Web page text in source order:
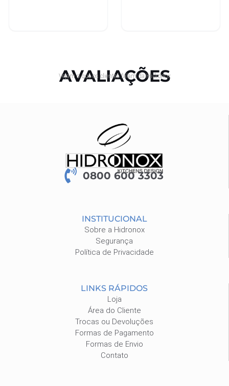
AVALIAÇÕES
Vejam o que os clientes falam da Hidronox
0800 600 3303
INSTITUCIONAL
Sobre a Hidronox
Segurança
Política de Privacidade
LINKS RÁPIDOS
Loja
Área do Cliente
Trocas ou Devoluções
Formas de Pagamento
Formas de Envio
Contato